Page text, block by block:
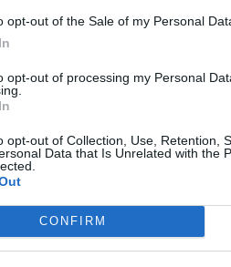
opt-out of the Sale of my Personal
opt-out of processing my Personal
opt-out of Collection, Use, Retention,
Data that Is Unrelated with the
CONFIRM
στη συνολικότερη